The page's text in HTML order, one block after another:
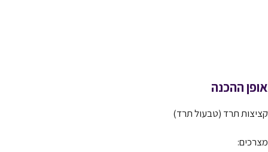
אופן ההכנה
קציצות תרד (טבעול תרד)
מצרכים: